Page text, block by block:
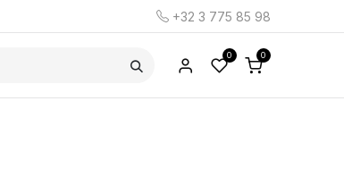
+32 3 775 85 98
0 0